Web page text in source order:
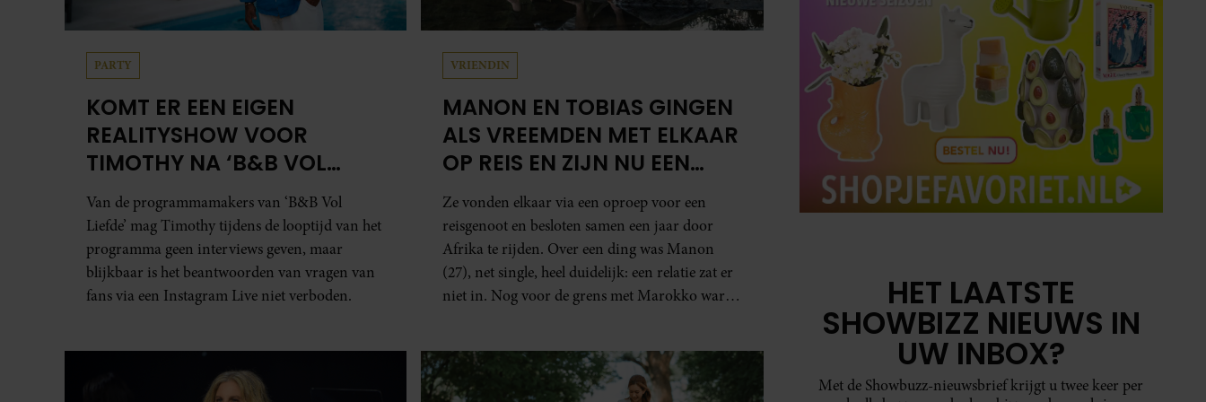
PARTY
KOMT ER EEN EIGEN
REALITYSHOW VOOR
TIMOTHY NA ‘B&B VOL
LIEFDE?’
Van de programmamakers van ‘B&B Vol
Liefde’ mag Timothy tijdens de looptijd van het
programma geen interviews geven, maar
blijkbaar is het beantwoorden van vragen van
fans via een Instagram Live niet verboden.
VRIENDIN
MANON EN TOBIAS GINGEN
ALS VREEMDEN MET ELKAAR
OP REIS EN ZIJN NU EEN
STEL: ‘IK ZEI NOG: DIT
WORDT NIETS!’
Ze vonden elkaar via een oproep voor een
reisgenoot en besloten samen een jaar door
Afrika te rijden. Over een ding was Manon
(27), net single, heel duidelijk: een relatie zat er
niet in. Nog voor de grens met Marokko waren
“Ik had zo stellig gezegd: dit wordt niets!”
HET LAATSTE
SHOWBIZZ NIEUWS IN
UW INBOX?
Met de Showbuzz-nieuwsbrief krijgt u twee keer per